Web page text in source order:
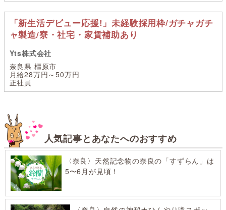
「新生活デビュー応援!」未経験採用枠/ガチャガチ
ャ製造/寮・社宅・家賃補助あり
Yts株式会社
奈良県 橿原市
月給28万円～50万円
正社員
人気記事とあなたへのおすすめ
〈奈良〉天然記念物の奈良の「すずらん」は
5〜6月が見頃！